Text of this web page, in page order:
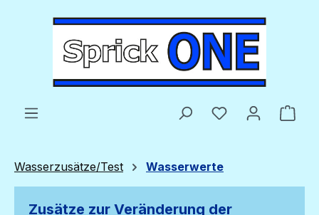
Zum Hauptinhalt springen
Du hast 0
Wasserzusätze/Test Wasserwerte
Zusätze zur Veränderung der